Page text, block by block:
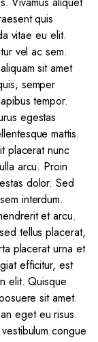
quis
vitae eu elit.
vel ac sem.
sit amet
semper
tempor.
egestas
mattis.
placerat nunc
arcu. Proin
dolor. Sed
interdum.
et arcu.
tellus placerat,
placerat urna et
efficitur, est
elit. Quisque
sit amet.
eget eu risus.
congue